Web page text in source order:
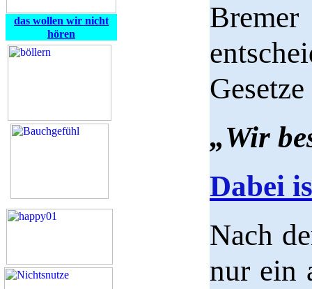
das wollen wir nicht
hören
„Wir
Dabei
Nach
nur ein